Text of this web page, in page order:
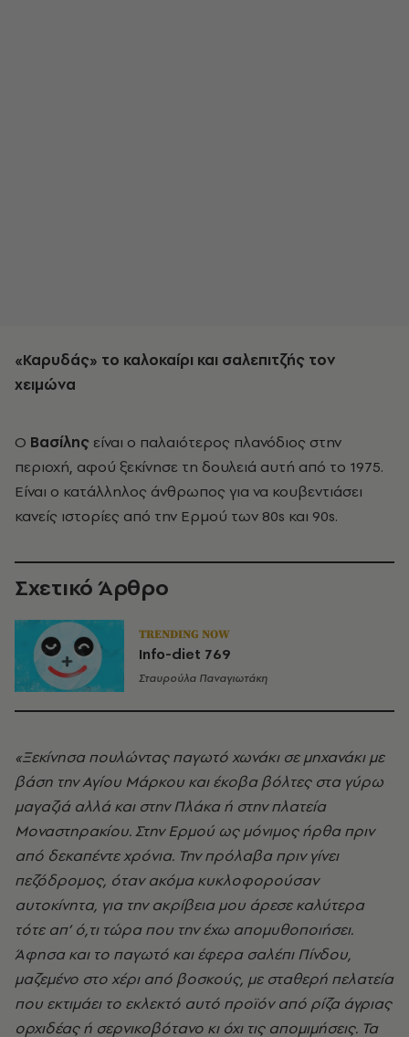
«Καρυδάς» το καλοκαίρι και σαλεπιτζής τον
χειμώνα
Ο Βασίλης είναι ο παλαιότερος πλανόδιος στην
περιοχή, αφού ξεκίνησε τη δουλειά αυτή από το 1975.
Είναι ο κατάλληλος άνθρωπος για να κουβεντιάσει
κανείς ιστορίες από την Ερμού των 80s και 90s.
Σχετικό Άρθρο
TRENDING NOW
Info-diet 769
Σταυρούλα Παναγιωτάκη
«Ξεκίνησα πουλώντας παγωτό χωνάκι σε μηχανάκι με
βάση την Αγίου Μάρκου και έκοβα βόλτες στα γύρω
μαγαζιά αλλά και στην Πλάκα ή στην πλατεία
Μοναστηρακίου. Στην Ερμού ως μόνιμος ήρθα πριν
από δεκαπέντε χρόνια. Την πρόλαβα πριν γίνει
πεζόδρομος, όταν ακόμα κυκλοφορούσαν
αυτοκίνητα, για την ακρίβεια μου άρεσε καλύτερα
τότε απ’ ό,τι τώρα που την έχω απομυθοποιήσει.
Άφησα και το παγωτό και έφερα σαλέπι Πίνδου,
μαζεμένο στο χέρι από βοσκούς, με σταθερή πελατεία
που εκτιμάει το εκλεκτό αυτό προϊόν από ρίζα άγριας
ορχιδέας ή σερνικοβότανο κι όχι τις απομιμήσεις. Τα